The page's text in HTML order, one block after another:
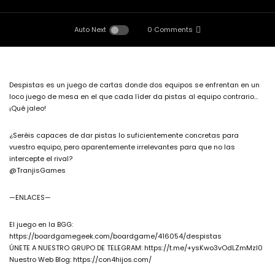
Auto Next 0 Comments
Despistas es un juego de cartas donde dos equipos se enfrentan en un
loco juego de mesa en el que cada líder da pistas al equipo contrario…
¡Qué jaleo!
¿Seréis capaces de dar pistas lo suficientemente concretas para
vuestro equipo, pero aparentemente irrelevantes para que no las
intercepte el rival?
@TranjisGames
—ENLACES—
El juego en la BGG:
https://boardgamegeek.com/boardgame/416054/despistas
ÚNETE A NUESTRO GRUPO DE TELEGRAM: https://t.me/+ysKwo3vOdLZmMzI0
Nuestro Web Blog: https://con4hijos.com/